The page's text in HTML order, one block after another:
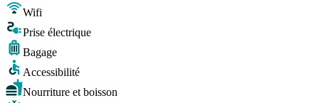
Wifi
Prise électrique
Bagage
Accessibilité
Nourriture et boisson